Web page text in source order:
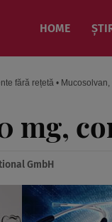
HOME
fără rețetă •
mg,
GmbH